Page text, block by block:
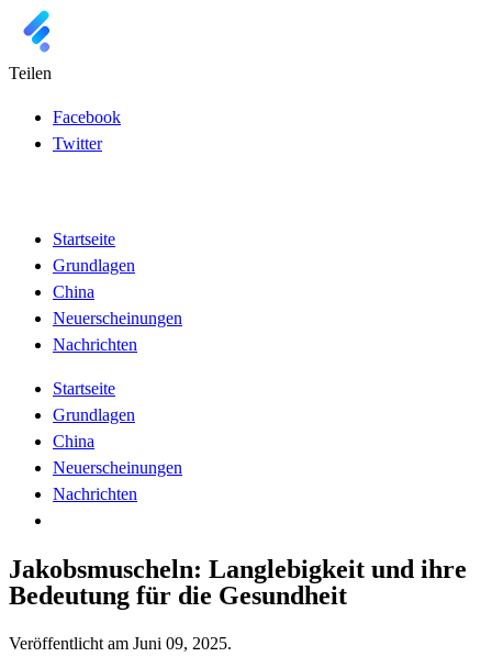
Teilen
Facebook
Twitter
Startseite
Grundlagen
China
Neuerscheinungen
Nachrichten
Startseite
Grundlagen
China
Neuerscheinungen
Nachrichten
Jakobsmuscheln: Langlebigkeit und ihre
Bedeutung für die Gesundheit
Veröffentlicht am Juni 09, 2025.